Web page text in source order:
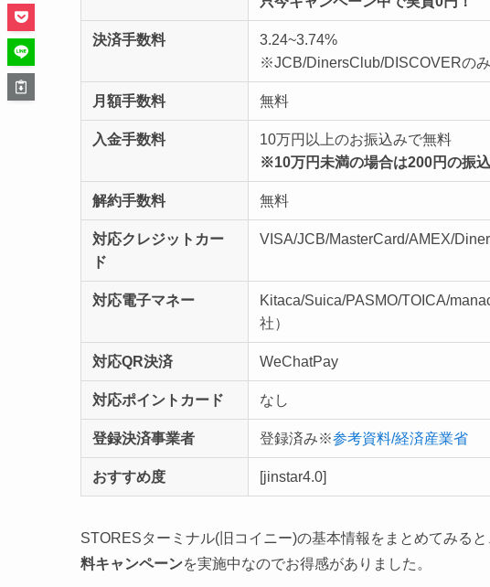
決済手数料
3.24~3.74%
※JCB/DinersClub/DISCOVERの
月額手数料 無料
入金手数料
10万円以上のお振込みで無料
※10万円未満の場合は200円の振
解約手数料 無料
対応クレジットカー
ド
VISA/JCB/MasterCard/AMEX/
対応電子マネー
Kitaca/Suica/PASMO/TOICA/
社）
対応QR決済 WeChatPay
対応ポイントカード なし
登録決済事業者 登録済み※参考資料/経済産業省
おすすめ度 [jinstar4.0]
STORESターミナル(旧コイニー)の基本情報をまとめてみると
料キャンペーンを実施中なのでお得感がありました。